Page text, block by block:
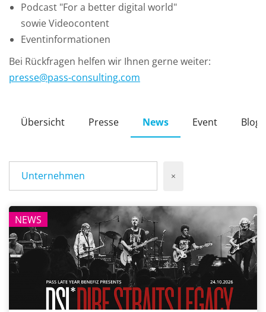
Podcast "For a better digital world"
sowie Videocontent
Eventinformationen
Bei Rückfragen helfen wir Ihnen gerne weiter:
presse@pass-consulting.com
Übersicht Presse News Event Blog
Unternehmen ×
NEWS